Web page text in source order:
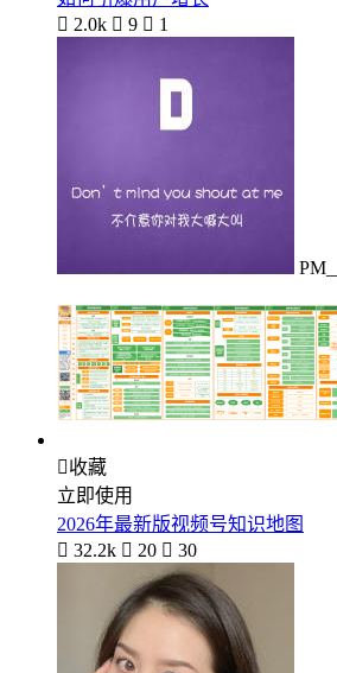
 2.0k  9  1
收藏
立即使用
2026年最新版视频号知识地图
 32.2k  20  30